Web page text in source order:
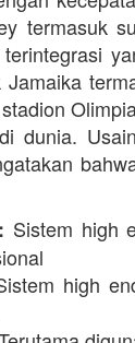
termasuk
dunia.
Sistem high
high